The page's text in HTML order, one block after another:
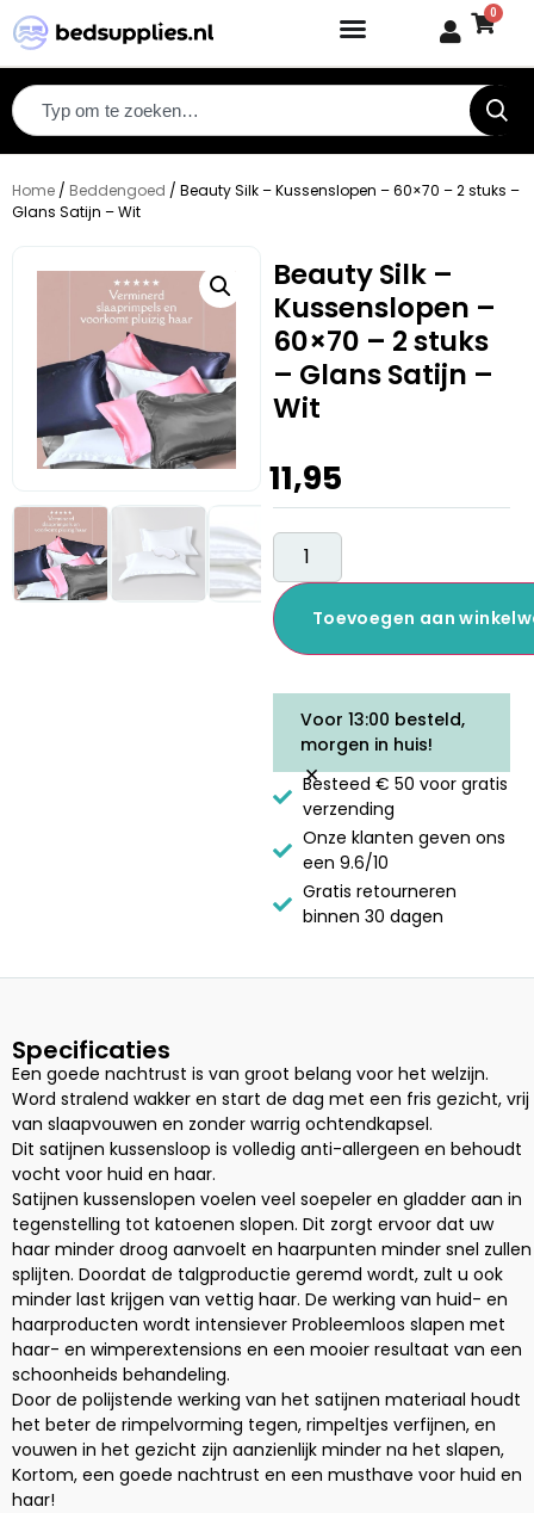
0
Home / Beddengoed / Beauty Silk – Kussenslopen – 60×70 – 2 stuks –
Glans Satijn – Wit
Beauty Silk –
Kussenslopen –
60×70 – 2 stuks
– Glans Satijn –
Wit
11,95
Toevoegen aan
Voor 13:00 besteld,
morgen in huis!
×
Besteed € 50 voor gratis
verzending
Onze klanten geven ons
een 9.6/10
Gratis retourneren
binnen 30 dagen
Specificaties
Een goede nachtrust is van groot belang voor het welzijn.
Word stralend wakker en start de dag met een fris gezicht, vrij
van slaapvouwen en zonder warrig ochtendkapsel.
Dit satijnen kussensloop is volledig anti-allergeen en behoudt
vocht voor huid en haar.
Satijnen kussenslopen voelen veel soepeler en gladder aan in
tegenstelling tot katoenen slopen. Dit zorgt ervoor dat uw
haar minder droog aanvoelt en haarpunten minder snel zullen
splijten. Doordat de talgproductie geremd wordt, zult u ook
minder last krijgen van vettig haar. De werking van huid- en
haarproducten wordt intensiever Probleemloos slapen met
haar- en wimperextensions en een mooier resultaat van een
schoonheids behandeling.
Door de polijstende werking van het satijnen materiaal houdt
het beter de rimpelvorming tegen, rimpeltjes verfijnen, en
vouwen in het gezicht zijn aanzienlijk minder na het slapen,
Kortom, een goede nachtrust en een musthave voor huid en
haar!